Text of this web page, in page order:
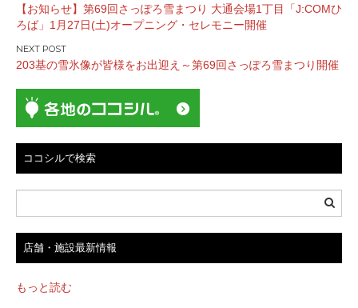
稿
ナ
ビ
ー
シ
ョ
ン
【お知らせ】第69回さっぽろ雪まつり 大通会場1丁目「J:COMひ
ろば」1月27日(土)オープニング・セレモニー開催
203基の雪氷像が皆様をお出迎え～第69回さっぽろ雪まつり開催
ココシルで検索
店舗・施設最新情報
もっと読む